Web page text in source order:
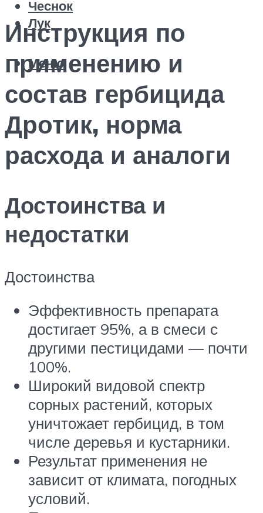
Чеснок
Лук
Меню
Инструкция по
применению и
состав гербицида
Дротик, норма
расхода и аналоги
Достоинства и
недостатки
Достоинства
Эффективность препарата
достигает 95%, а в смеси с
другими пестицидами — почти
100%.
Широкий видовой спектр
сорных растений, которых
уничтожает гербицид, в том
числе деревья и кустарники.
Результат применения не
зависит от климата, погодных
условий.